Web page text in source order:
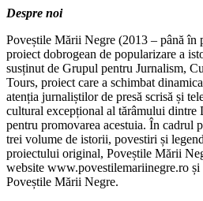
Despre noi
Poveștile Mării Negre (2013 – până în
proiect dobrogean de popularizare a
susținut de Grupul pentru Jurnalism,
Tours, proiect care a schimbat
atenția jurnaliștilor de presă scrisă și
cultural excepțional al tărâmului dintre
pentru promovarea acestuia. În cadrul
trei volume de istorii, povestiri și
proiectului original, Poveștile Mării
website www.povestilemariinegre.ro și
Poveștile Mării Negre.